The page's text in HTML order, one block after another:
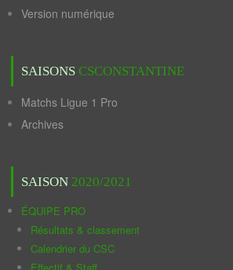
Version numérique
SAISONS CSCONSTANTINE
Matchs Ligue 1 Pro
Archives
SAISON 2020/2021
ÉQUIPE PRO
Résultats & classement
Calendrier du CSC